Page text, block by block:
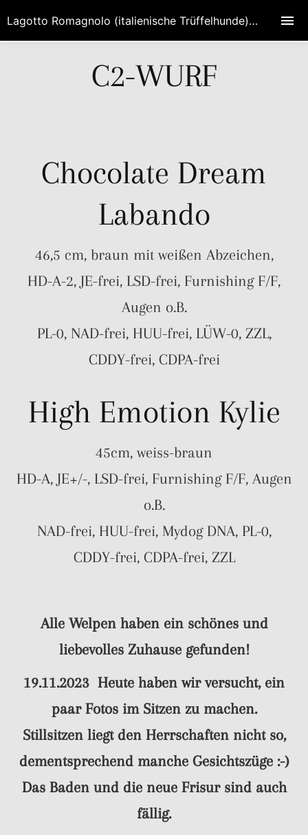
C2-WURF
Chocolate Dream
Labando
46,5 cm, braun mit weißen Abzeichen,
HD-A-2, JE-frei, LSD-frei, Furnishing F/F,
Augen o.B.
PL-0, NAD-frei, HUU-frei, LÜW-0, ZZL,
CDDY-frei, CDPA-frei
High Emotion Kylie
45cm, weiss-braun
HD-A, JE+/-, LSD-frei, Furnishing F/F, Augen
o.B.
NAD-frei, HUU-frei, Mydog DNA, PL-0,
CDDY-frei, CDPA-frei, ZZL
Alle Welpen haben ein schönes und
liebevolles Zuhause gefunden!
19.11.2023 Heute haben wir versucht, ein
paar Fotos im Sitzen zu machen.
Stillsitzen liegt den Herrschaften nicht so,
dementsprechend manche Gesichtszüge :-)
Das Baden und die neue Frisur sind auch
fällig.
Lagotto Romagnolo (italienische Trüffelhunde) Zucht HIGH EMOTION in Brandenburg/Berlin